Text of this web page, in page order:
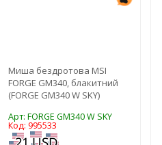
Миша бездротова MSI
FORGE GM340, блакитний
(FORGE GM340 W SKY)
Арт: FORGE GM340 W SKY
Код: 995533